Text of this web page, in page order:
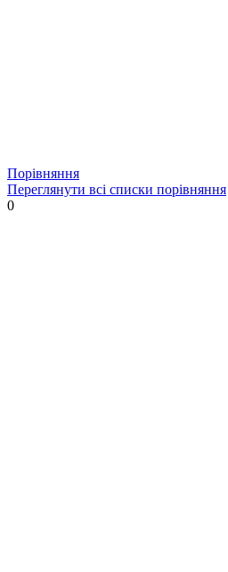
Порівняння
Переглянути всі списки порівняння
0